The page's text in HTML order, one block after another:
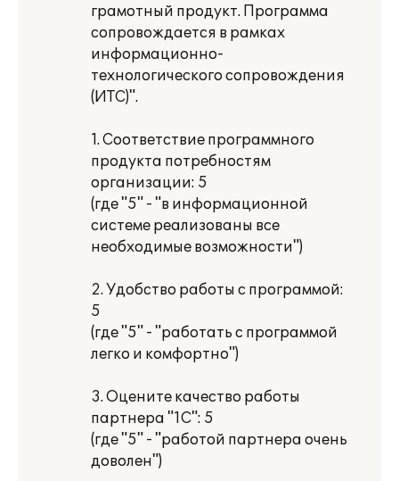
грамотный продукт. Программа
сопровождается в рамках
информационно-
технологического сопровождения
(ИТС)".
1. Соответствие программного
продукта потребностям
организации: 5
(где "5" - "в информационной
системе реализованы все
необходимые возможности")
2. Удобство работы с программой:
5
(где "5" - "работать с программой
легко и комфортно")
3. Оцените качество работы
партнера "1С": 5
(где "5" - "работой партнера очень
доволен")